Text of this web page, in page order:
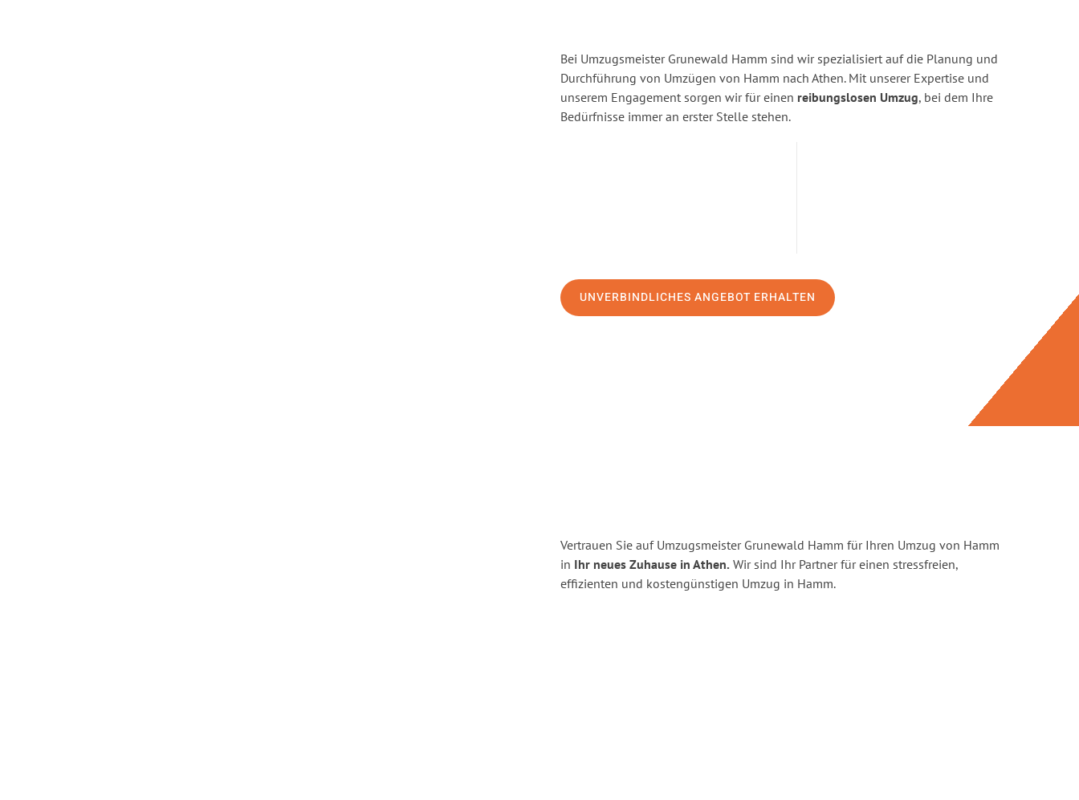
Bei Umzugsmeister Grunewald Hamm sind wir spezialisiert auf die Planung und
Durchführung von Umzügen von Hamm nach Athen. Mit unserer Expertise und
unserem Engagement sorgen wir für einen reibungslosen Umzug, bei dem Ihre
Bedürfnisse immer an erster Stelle stehen.
UNVERBINDLICHES ANGEBOT ERHALTEN
Vertrauen Sie auf Umzugsmeister Grunewald Hamm für Ihren Umzug von Hamm
in Ihr neues Zuhause in Athen. Wir sind Ihr Partner für einen stressfreien,
effizienten und kostengünstigen Umzug in Hamm.